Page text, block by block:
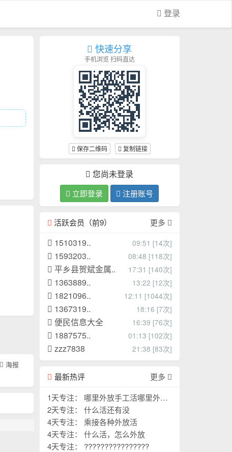
登录
海报
快速分享
手机浏览 扫码直达
保存二维码 复制链接
您尚未登录
立即登录 注册账号
活跃会员（前9） 更多
1510319.. 09:51 [14次]
1593203.. 08:48 [118次]
平乡县贺斌金属.. 17:31 [140次]
1363889.. 13:22 [12次]
1821096.. 12:11 [1044次]
1367319.. 18:16 [7次]
便民信息大全 16:39 [76次]
1887575.. 01:13 [102次]
zzz7838 21:38 [83次]
最新热评
更多
1天专注： 哪里外放手工活哪里外放
手工活
2天专注： 什么活还有没
4天专注： 乘接各种外放活
4天专注： 什么活，怎么外放
4天专注： ????????????????